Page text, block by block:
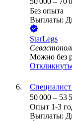
Без опыта
Выплаты:
StarLegs
Можно без
Специалист
50 000 – 53
Опыт 1-3
Выплаты: